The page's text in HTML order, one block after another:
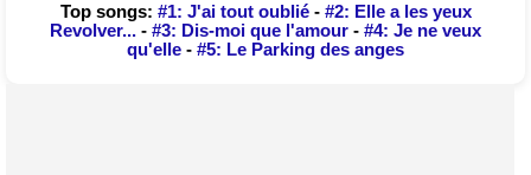
Top songs: #1: J'ai tout oublié- #2: Elle a les yeux
Revolver... - #3: Dis-moi que l'amour - #4: Je ne veux
qu'elle - #5: Le Parking des anges